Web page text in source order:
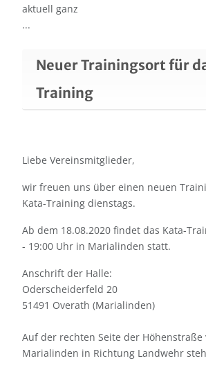
aktuell ganz
...
Neuer Trainingsort für
Training
Liebe Vereinsmitglieder,
wir freuen uns über einen neuen
Kata-Training dienstags.
Ab dem 18.08.2020 findet das Kata-
- 19:00 Uhr in Marialinden statt.
Anschrift der Halle:
Oderscheiderfeld 20
51491 Overath (Marialinden)
Auf der rechten Seite der Höhenstraße
Marialinden in Richtung Landwehr